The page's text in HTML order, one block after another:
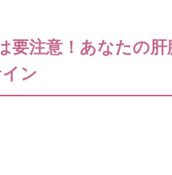
要注意！あなたの
ン